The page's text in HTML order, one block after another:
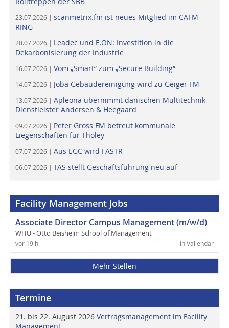
23.07.2026 | scanmetrix.fm ist neues Mitglied im CAFM
RING
20.07.2026 | Leadec und E.ON: Investition in die
Dekarbonisierung der Industrie
16.07.2026 | Vom „Smart“ zum „Secure Building“
14.07.2026 | Joba Gebäudereinigung wird zu Geiger FM
13.07.2026 | Apleona übernimmt dänischen Multitechnik-
Dienstleister Andersen & Heegaard
09.07.2026 | Peter Gross FM betreut kommunale
Liegenschaften für Tholey
07.07.2026 | Aus EGC wird FASTR
06.07.2026 | TAS stellt Geschäftsführung neu auf
Facility Management Jobs
Associate Director Campus Management (m/w/d)
WHU - Otto Beisheim School of Management
in Vallendar
vor 19 h
Mehr Stellen
Termine
21. bis 22. August 2026 Vertragsmanagement im Facility